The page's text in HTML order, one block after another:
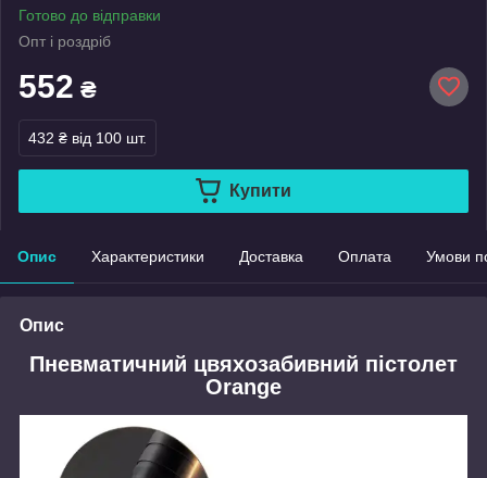
Готово до відправки
Опт і роздріб
552 ₴
432 ₴ від 100 шт.
Купити
Опис Характеристики Доставка Оплата Умови
Опис
Пневматичний цвяхозабивний пістолет
Orange